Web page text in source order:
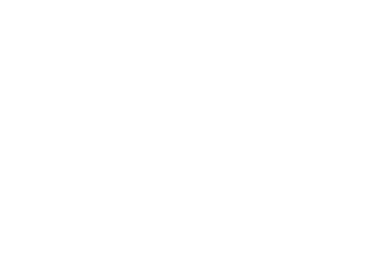
Les femmes très absentes des
Dans ses recherches sur le genre, la
processus de paix en RDC, Rose Kahambu
des faiblesses majeures dans l’application